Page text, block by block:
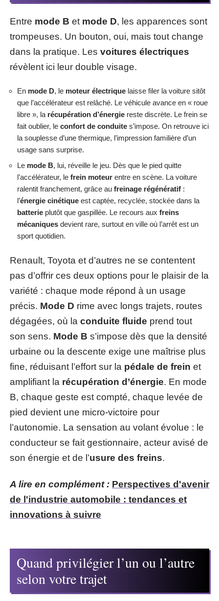
Entre mode B et mode D, les apparences sont
trompeuses. Un bouton, oui, mais tout change
dans la pratique. Les voitures électriques
révèlent ici leur double visage.
En mode D, le moteur électrique laisse filer la voiture sitôt
que l’accélérateur est relâché. Le véhicule avance en « roue
libre », la récupération d’énergie reste discrète. Le frein se
fait oublier, le confort de conduite s’impose. On retrouve ici
la souplesse d’une thermique, l’impression familière d’un
usage sans surprise.
Le mode B, lui, réveille le jeu. Dès que le pied quitte
l’accélérateur, le frein moteur entre en scène. La voiture
ralentit franchement, grâce au freinage régénératif :
l’énergie cinétique est captée, recyclée, stockée dans la
batterie plutôt que gaspillée. Le recours aux freins
mécaniques devient rare, surtout en ville où l’arrêt est un
sport quotidien.
Renault, Toyota et d’autres ne se contentent
pas d’offrir ces deux options pour le plaisir de la
variété : chaque mode répond à un usage
précis. Mode D rime avec longs trajets, routes
dégagées, où la conduite fluide prend tout
son sens. Mode B s’impose dès que la densité
urbaine ou la descente exige une maîtrise plus
fine, réduisant l’effort sur la pédale de frein et
amplifiant la récupération d’énergie. En mode
B, chaque geste est compté, chaque levée de
pied devient une micro-victoire pour
l’autonomie. La sensation au volant évolue : le
conducteur se fait gestionnaire, acteur avisé de
son énergie et de l’usure des freins.
A lire en complément : Perspectives d'avenir
de l'industrie automobile : tendances et
innovations à suivre
Quand privilégier l’un ou l’autre
selon votre trajet